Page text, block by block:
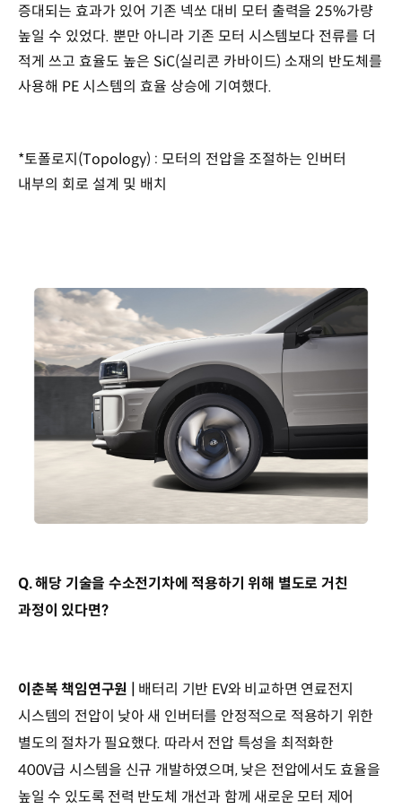
증대되는 효과가 있어 기존 넥쏘 대비 모터 출력을 25%가량
높일 수 있었다. 뿐만 아니라 기존 모터 시스템보다 전류를 더
적게 쓰고 효율도 높은 SiC(실리콘 카바이드) 소재의 반도체를
사용해 PE 시스템의 효율 상승에 기여했다.
*토폴로지(Topology) : 모터의 전압을 조절하는 인버터
내부의 회로 설계 및 배치
Q. 해당 기술을 수소전기차에 적용하기 위해 별도로 거친
과정이 있다면?
이춘복 책임연구원 | 배터리 기반 EV와 비교하면 연료전지
시스템의 전압이 낮아 새 인버터를 안정적으로 적용하기 위한
별도의 절차가 필요했다. 따라서 전압 특성을 최적화한
400V급 시스템을 신규 개발하였으며, 낮은 전압에서도 효율을
높일 수 있도록 전력 반도체 개선과 함께 새로운 모터 제어